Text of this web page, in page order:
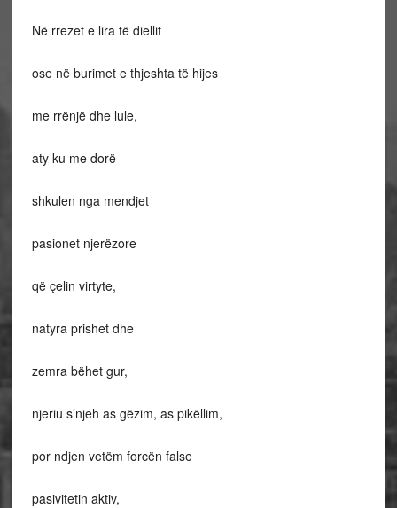
Në rrezet e lira të diellit
ose në burimet e thjeshta të hijes
me rrënjë dhe lule,
aty ku me dorë
shkulen nga mendjet
pasionet njerëzore
që çelin virtyte,
natyra prishet dhe
zemra bëhet gur,
njeriu s’njeh as gëzim, as pikëllim,
por ndjen vetëm forcën false
pasivitetin aktiv,